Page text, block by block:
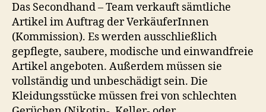
Das Secondhand – Team verkauft sämtliche
Artikel im Auftrag der VerkäuferInnen
(Kommission). Es werden ausschließlich
gepflegte, saubere, modische und einwandfreie
Artikel angeboten. Außerdem müssen sie
vollständig und unbeschädigt sein. Die
Kleidungsstücke müssen frei von schlechten